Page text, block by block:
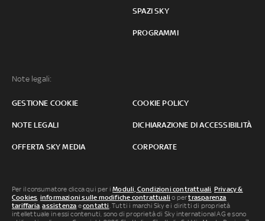
SPAZI SKY
PROGRAMMI
Note legali:
GESTIONE COOKIE COOKIE POLICY
NOTE LEGALI DICHIARAZIONE DI ACCESSIBILITÀ
OFFERTA SKY MEDIA CORPORATE
Per il consumatore clicca qui per iModuli, Condizioni contrattuali, Privacy &
Cookies, informazioni sulle modifiche contrattuali o pertrasparenza
tariffaria,assistenza econtatti. Tutti i marchi Sky e i diritti di proprietà
intellettuale in essi contenuti, sono di proprietà di Sky international AG e sono